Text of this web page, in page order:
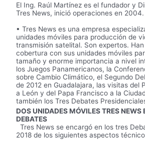
El Ing. Raúl Martínez es el fundador y
Tres News, inició operaciones en 2004.
• Tres News es una empresa
unidades móviles para producción de
transmisión satelital. Son expertos.
cobertura con sus unidades móviles
tamaño y enorme importancia a nivel
los Juegos Panamericanos, la
sobre Cambio Climático, el Segundo
de 2012 en Guadalajara, las visitas del
a León y del Papa Francisco a la
también los Tres Debates
DOS UNIDADES MÓVILES TRES NEWS
DEBATES
Tres News se encargó en los tres
2018 de los siguientes aspectos